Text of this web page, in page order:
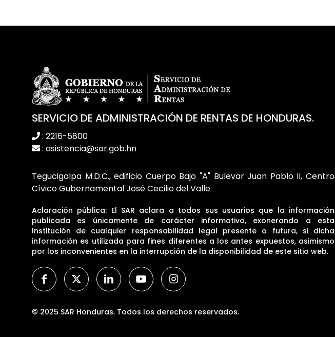
SERVICIO DE ADMINISTRACIÓN DE RENTAS DE HONDURAS.
: 2216-5800
: asistencia@sar.gob.hn
Tegucigalpa M.D.C., edificio Cuerpo Bajo "A" Bulevar Juan Pablo II, Centro
Cívico Gubernamental José Cecilio del Valle.
Aclaración pública: El SAR aclara a todos sus usuarios que la información
publicada es únicamente de carácter informativo, exonerando a esta
Institución de cualquier responsabilidad legal presente o futura, si dicha
información es utilizada para fines diferentes a los antes expuestos, asimismo
por los inconvenientes en la interrupción de la disponibilidad de este sitio web.
© 2025 SAR Honduras. Todos los derechos reservados.